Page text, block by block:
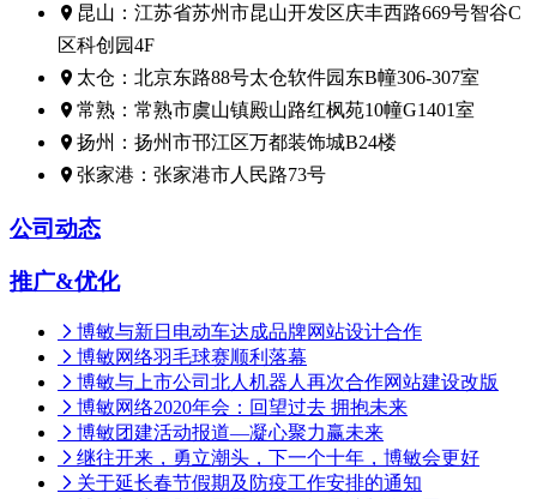
昆山：江苏省苏州市昆山开发区庆丰西路669号智谷C
区科创园4F
太仓：北京东路88号太仓软件园东B幢306-307室
常熟：常熟市虞山镇殿山路红枫苑10幢G1401室
扬州：扬州市邗江区万都装饰城B24楼
张家港：张家港市人民路73号
公司动态
推广&优化
博敏与新日电动车达成品牌网站设计合作
博敏网络羽毛球赛顺利落幕
博敏与上市公司北人机器人再次合作网站建设改版
博敏网络2020年会：回望过去 拥抱未来
博敏团建活动报道—凝心聚力赢未来
继往开来，勇立潮头，下一个十年，博敏会更好
关于延长春节假期及防疫工作安排的通知